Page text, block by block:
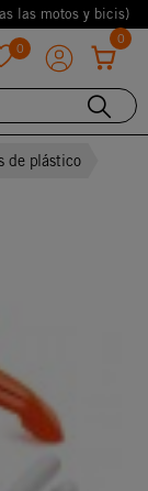
las motos y bicis)
0
0
de plástico